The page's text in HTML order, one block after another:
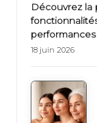
Découvrez la
performances
18 juin 2026